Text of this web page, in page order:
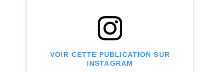
VOIR CETTE PUBLICATION SUR
INSTAGRAM